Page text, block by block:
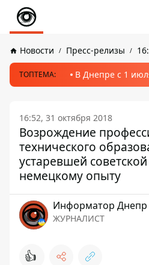
Новости Пресс-релизы
ТОПТЕМА: В Днепре с 1
16:52, 31 октября 2018
Возрождение
технического
устаревшей
немецкому опыту
Информатор Днепр
ЖУРНАЛИСТ
👍